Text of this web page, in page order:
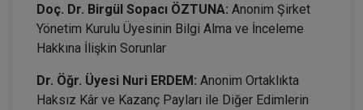
Doç. Dr. Birgül Sopacı ÖZTUNA: Anonim Şirket
Yönetim Kurulu Üyesinin Bilgi Alma ve İnceleme
Hakkına İlişkin Sorunlar
Dr. Öğr. Üyesi Nuri ERDEM: Anonim Ortaklıkta
Haksız Kâr ve Kazanç Payları ile Diğer Edimlerin